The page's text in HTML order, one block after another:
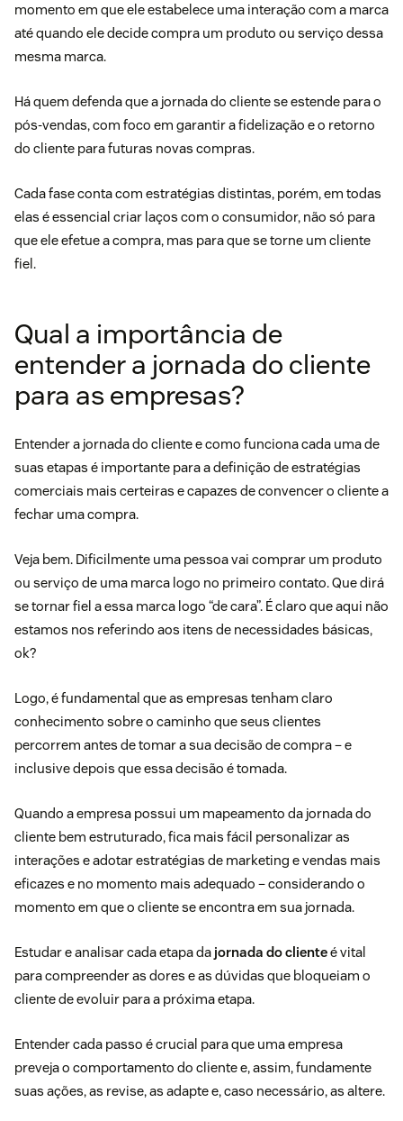
momento em que ele estabelece uma interação com a marca
até quando ele decide compra um produto ou serviço dessa
mesma marca.
Há quem defenda que a jornada do cliente se estende para o
pós-vendas, com foco em garantir a fidelização e o retorno
do cliente para futuras novas compras.
Cada fase conta com estratégias distintas, porém, em todas
elas é essencial criar laços com o consumidor, não só para
que ele efetue a compra, mas para que se torne um cliente
fiel.
Qual a importância de
entender a jornada do cliente
para as empresas?
Entender a jornada do cliente e como funciona cada uma de
suas etapas é importante para a definição de estratégias
comerciais mais certeiras e capazes de convencer o cliente a
fechar uma compra.
Veja bem. Dificilmente uma pessoa vai comprar um produto
ou serviço de uma marca logo no primeiro contato. Que dirá
se tornar fiel a essa marca logo “de cara”. É claro que aqui não
estamos nos referindo aos itens de necessidades básicas,
ok?
Logo, é fundamental que as empresas tenham claro
conhecimento sobre o caminho que seus clientes
percorrem antes de tomar a sua decisão de compra – e
inclusive depois que essa decisão é tomada.
Quando a empresa possui um mapeamento da jornada do
cliente bem estruturado, fica mais fácil personalizar as
interações e adotar estratégias de marketing e vendas mais
eficazes e no momento mais adequado – considerando o
momento em que o cliente se encontra em sua jornada.
Estudar e analisar cada etapa da jornada do clienteé vital
para compreender as dores e as dúvidas que bloqueiam o
cliente de evoluir para a próxima etapa.
Entender cada passo é crucial para que uma empresa
preveja o comportamento do cliente e, assim, fundamente
suas ações, as revise, as adapte e, caso necessário, as altere.